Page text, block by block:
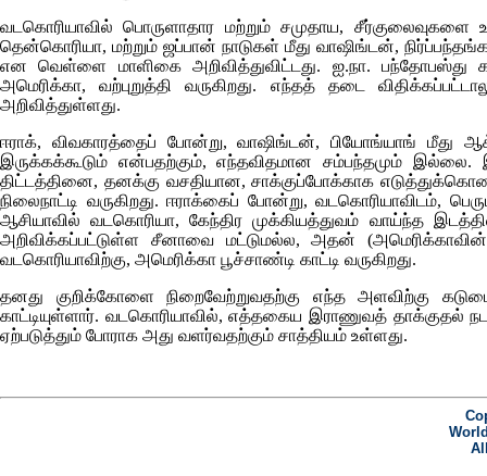
வடகொரியாவில் பொருளாதார மற்றும் சமுதாய,
தென்கொரியா, மற்றும் ஜப்பான் நாடுகள் மீது வாஷிங்டன்,
என வெள்ளை மாளிகை அறிவித்துவிட்டது. ஐ.நா. பந்தோபஸ்து
அமெரிக்கா, வற்புறுத்தி வருகிறது. எந்தத் தடை
அறிவித்துள்ளது.
ஈராக், விவகாரத்தைப் போன்று, வாஷிங்டன், பியோங்யாங் மீது
இருக்கக்கூடும் என்பதற்கும், எந்தவிதமான சம்பந்தமும்
திட்டத்தினை, தனக்கு வசதியான, சாக்குப்போக்காக
நிலைநாட்டி வருகிறது. ஈராக்கைப் போன்று,
ஆசியாவில் வடகொரியா, கேந்திர முக்கியத்துவம் வாய்ந்த
அறிவிக்கப்பட்டுள்ள சீனாவை மட்டுமல்ல, அதன்
வடகொரியாவிற்கு, அமெரிக்கா பூச்சாண்டி காட்டி வருகிறது.
தனது குறிக்கோளை நிறைவேற்றுவதற்கு எந்த அளவிற்கு
காட்டியுள்ளார். வடகொரியாவில், எத்தகைய இராணுவத் தாக்குதல்
ஏற்படுத்தும் போராக அது வளர்வதற்கும் சாத்தியம் உள்ளது.